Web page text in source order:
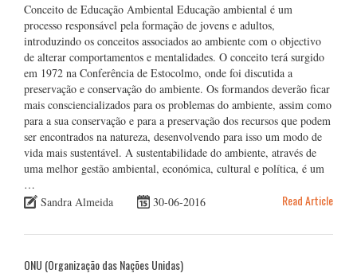
Conceito de Educação Ambiental Educação ambiental é um
processo responsável pela formação de jovens e adultos,
introduzindo os conceitos associados ao ambiente com o objectivo
de alterar comportamentos e mentalidades. O conceito terá surgido
em 1972 na Conferência de Estocolmo, onde foi discutida a
preservação e conservação do ambiente. Os formandos deverão ficar
mais consciencializados para os problemas do ambiente, assim como
para a sua conservação e para a preservação dos recursos que podem
ser encontrados na natureza, desenvolvendo para isso um modo de
vida mais sustentável. A sustentabilidade do ambiente, através de
uma melhor gestão ambiental, económica, cultural e política, é um
…
Sandra Almeida
30-06-2016 Read Article
ONU (Organização das Nações Unidas)